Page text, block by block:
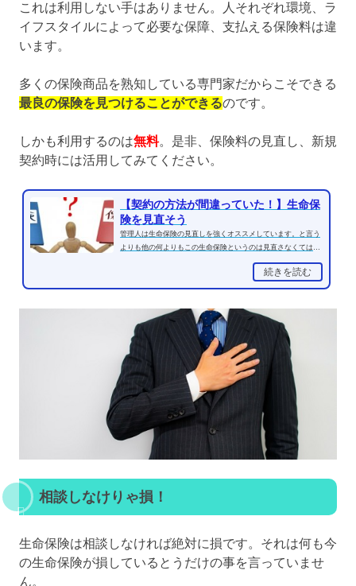
これは利用しない手はありません。人それぞれ環境、ラ
イフスタイルによって必要な保障、支払える保険料は違
います。
多くの保険商品を熟知している専門家だからこそできる
最良の保険を見つけることができるのです。
しかも利用するのは無料。是非、保険料の見直し、新規
契約時には活用してみてください。
【契約の方法が間違っていた！】生命保
険を見直そう
管理人は生命保険の見直しを強くオススメしています。と言う
よりも他の何よりもこの生命保険というのは見直さなくてはな
続きを読む
相談しなけりゃ損！
生命保険は相談しなければ絶対に損です。それは何も今
の生命保険が損しているとうだけの事を言っていませ
ん。